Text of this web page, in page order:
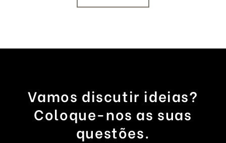
Vamos discutir ideias?
Coloque-nos as suas
questões.